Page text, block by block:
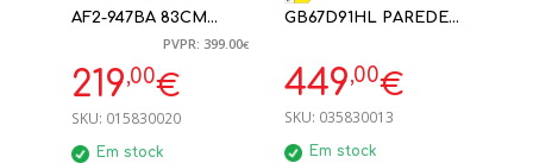
AF2-947BA 83CM
710M³ INOX/VIDRO
BRANCO (ENCASTRE)
PVPR: 399.00€
219,00€
SKU: 015830020
Em stock
GB67D91HL PAREDE
FRENTE PRETO
449,00€
SKU: 035830013
Em stock